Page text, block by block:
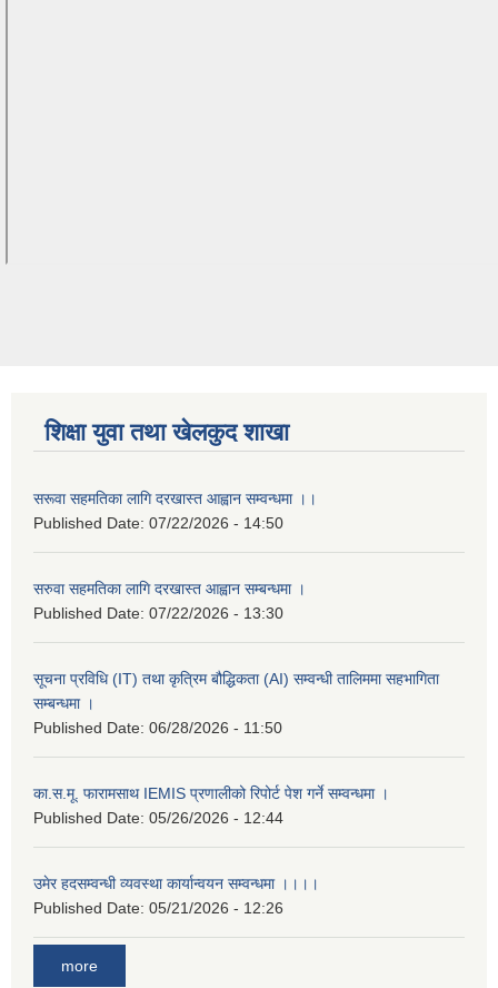
शिक्षा युवा तथा खेलकुद शाखा
सरूवा सहमतिका लागि दरखास्त आह्वान सम्वन्धमा ।।
Published Date: 07/22/2026 - 14:50
सरुवा सहमतिका लागि दरखास्त आह्वान सम्बन्धमा ।
Published Date: 07/22/2026 - 13:30
सूचना प्रविधि (IT) तथा कृत्रिम बौद्धिकता (AI) सम्वन्धी तालिममा सहभागिता
सम्बन्धमा ।
Published Date: 06/28/2026 - 11:50
का.स.मू. फारामसाथ IEMIS प्रणालीको रिपोर्ट पेश गर्ने सम्वन्धमा ।
Published Date: 05/26/2026 - 12:44
उमेर हदसम्वन्धी व्यवस्था कार्यान्वयन सम्वन्धमा ।।।।
Published Date: 05/21/2026 - 12:26
more